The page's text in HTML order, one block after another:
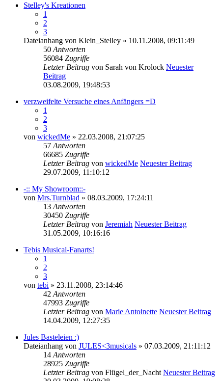
Stelley's Kreationen
1
2
3
Dateianhang von Klein_Stelley » 10.11.2008, 09:11:49
50 Antworten
56084 Zugriffe
Letzter Beitrag von Sarah von Krolock Neuester
Beitrag
03.08.2009, 19:48:53
verzweifelte Versuche eines Anfängers =D
1
2
3
von wickedMe » 22.03.2008, 21:07:25
57 Antworten
66685 Zugriffe
Letzter Beitrag von wickedMe Neuester Beitrag
29.07.2009, 11:10:12
-:: My Showroom::-
von Mrs.Turnblad » 08.03.2009, 17:24:11
13 Antworten
30450 Zugriffe
Letzter Beitrag von Jeremiah Neuester Beitrag
31.05.2009, 10:16:16
Tebis Musical-Fanarts!
1
2
3
von tebi » 23.11.2008, 23:14:46
42 Antworten
47993 Zugriffe
Letzter Beitrag von Marie Antoinette Neuester Beitrag
14.04.2009, 12:27:35
Jules Basteleien :)
Dateianhang von JULES<3musicals » 07.03.2009, 21:11:12
14 Antworten
28925 Zugriffe
Letzter Beitrag von Flügel_der_Nacht Neuester Beitrag